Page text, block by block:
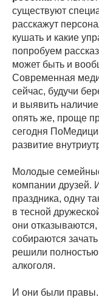
существуют
расскажут
кушать и какие
попробуем
может быть и
Современная
сейчас, будучи
и выявить
опять же, проще
сегодня
развитие
Молодые
компании друзей.
праздника, одну
в тесной
они
собираются
решили полностью
алкоголя.
И они были правы.